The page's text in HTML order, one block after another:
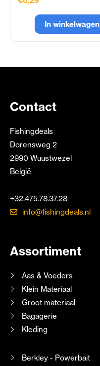
In winkelwagen
Contact
Fishingdeals
Dorensweg 2
2990 Wuustwezel
België
+32.475.78.37.28
info@fishingdeals.nl
Assortiment
Aas & Voeders
Klein Materiaal
Groot materiaal
Bagagerie
Kleding
Berkley - Powerbait